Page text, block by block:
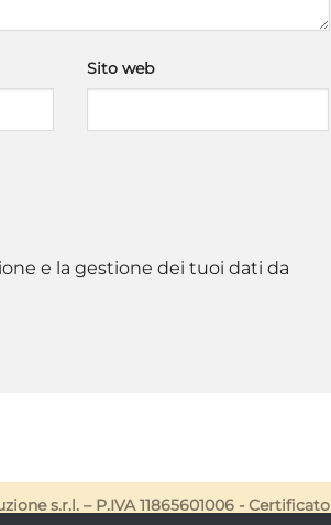
Sito web
e la gestione dei tuoi dati da
s.r.l. – P.IVA 11865601006 - Certificato